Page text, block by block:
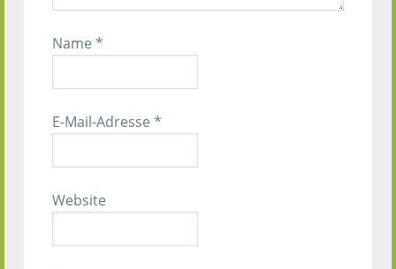
Name *
E-Mail-Adresse *
Website